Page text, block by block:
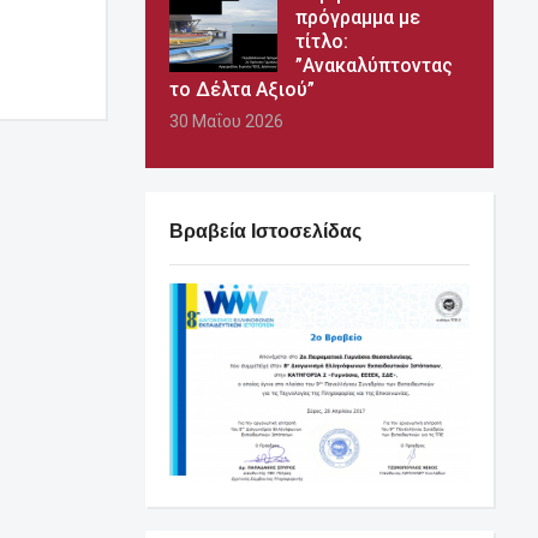
πρόγραμμα με
τίτλο:
”Ανακαλύπτοντας
το Δέλτα Αξιού”
30 Μαΐου 2026
Βραβεία Ιστοσελίδας